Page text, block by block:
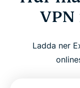
VPN-
Vad är en VPN
Ladda ner